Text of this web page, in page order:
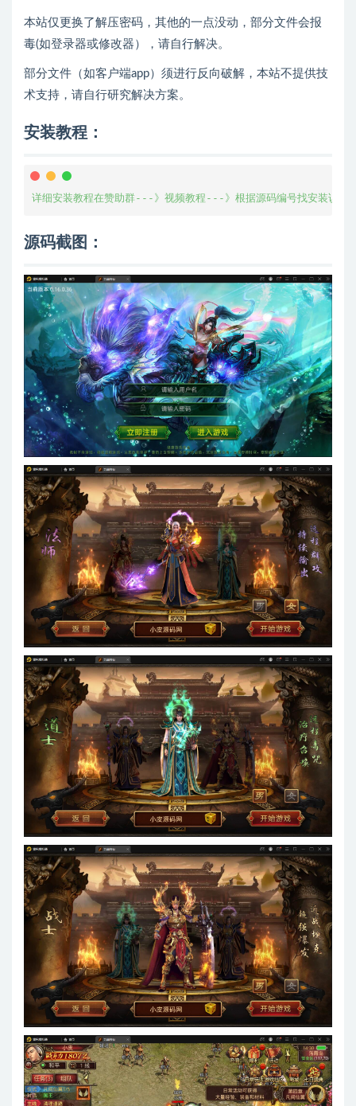
本站仅更换了解压密码，其他的一点没动，部分文件会报
毒(如登录器或修改器），请自行解决。
部分文件（如客户端app）须进行反向破解，本站不提供技
术支持，请自行研究解决方案。
安装教程：
详细安装教程在赞助群---》视频教程---》根据源码编号找安装说明
源码截图：